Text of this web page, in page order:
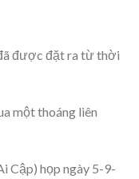
được đặt ra từ thời
một thoáng liên
Cập) họp ngày 5-9-